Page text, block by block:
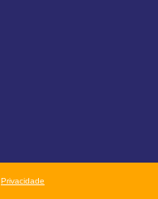
Privacidade